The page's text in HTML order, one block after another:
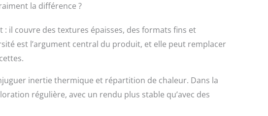
la différence ?
il couvre des textures épaisses, des formats fins et
est l’argument central du produit, et elle peut remplacer
inertie thermique et répartition de chaleur. Dans la
régulière, avec un rendu plus stable qu’avec des